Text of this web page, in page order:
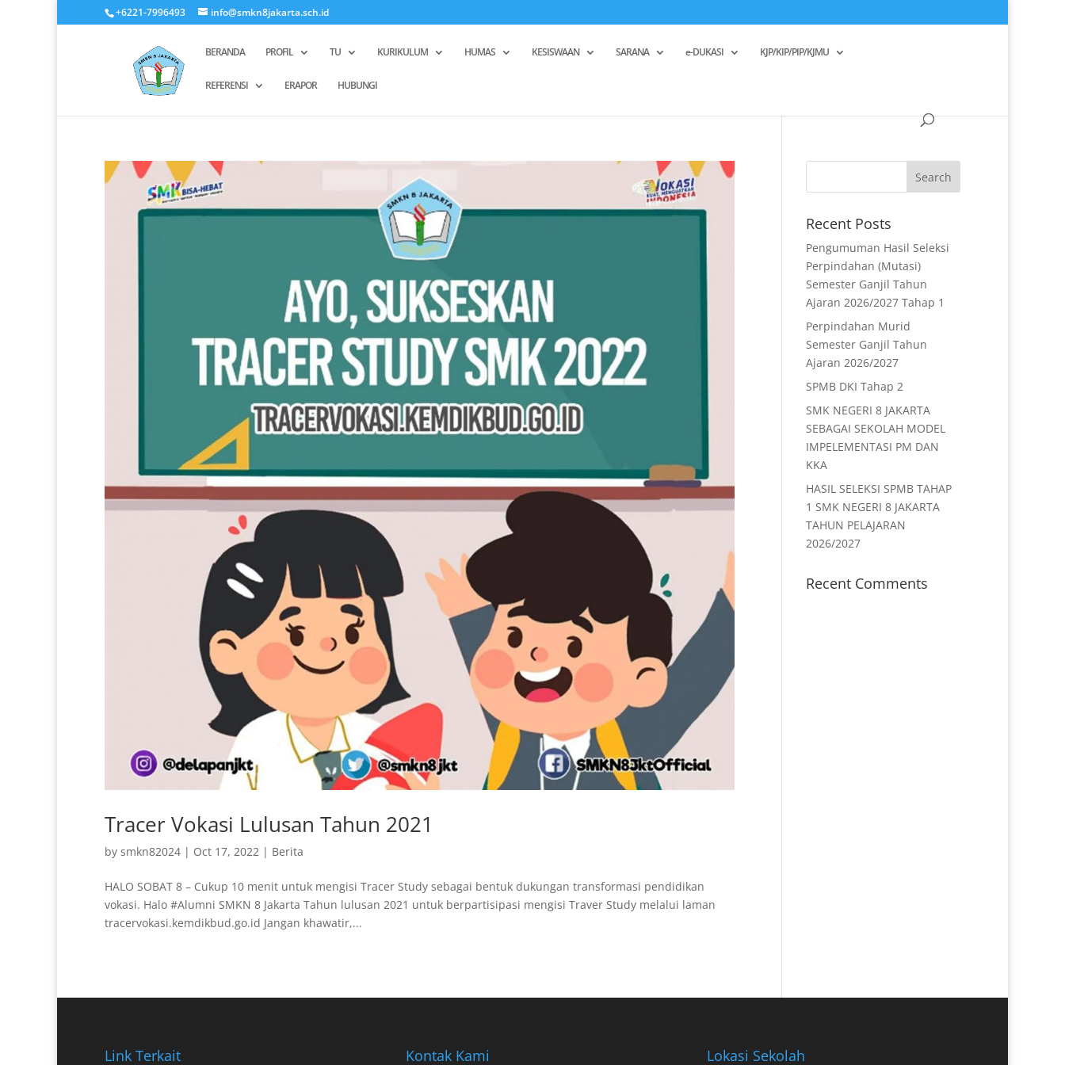
+6221-7996493 info@smkn8jakarta.sch.id
BERANDA PROFIL TU KURIKULUM HUMAS KESISWAAN SARANA e-DUKASI KJP/KIP/PIP/KJMU
REFERENSI ERAPOR HUBUNGI
Tracer Vokasi Lulusan Tahun 2021
by smkn82024 | Oct 17, 2022 | Berita
HALO SOBAT 8 – Cukup 10 menit untuk mengisi Tracer Study sebagai bentuk dukungan transformasi pendidikan
vokasi. Halo #Alumni SMKN 8 Jakarta Tahun lulusan 2021 untuk berpartisipasi mengisi Traver Study melalui laman
tracervokasi.kemdikbud.go.id Jangan khawatir,...
Recent Posts
Pengumuman Hasil Seleksi
Perpindahan (Mutasi)
Semester Ganjil Tahun
Ajaran 2026/2027 Tahap 1
Perpindahan Murid
Semester Ganjil Tahun
Ajaran 2026/2027
SPMB DKI Tahap 2
SMK NEGERI 8 JAKARTA
SEBAGAI SEKOLAH MODEL
IMPELEMENTASI PM DAN
KKA
HASIL SELEKSI SPMB TAHAP
1 SMK NEGERI 8 JAKARTA
TAHUN PELAJARAN
2026/2027
Recent Comments
Link Terkait Kontak Kami Lokasi Sekolah